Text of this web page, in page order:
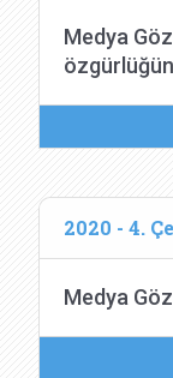
Medya
2020 - 4.
Medya